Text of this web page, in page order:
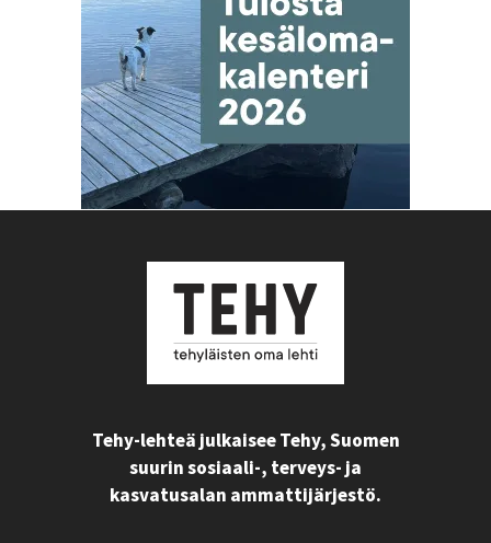
Tehy-lehteä julkaisee Tehy, Suomen
suurin sosiaali-, terveys- ja
kasvatusalan ammattijärjestö.